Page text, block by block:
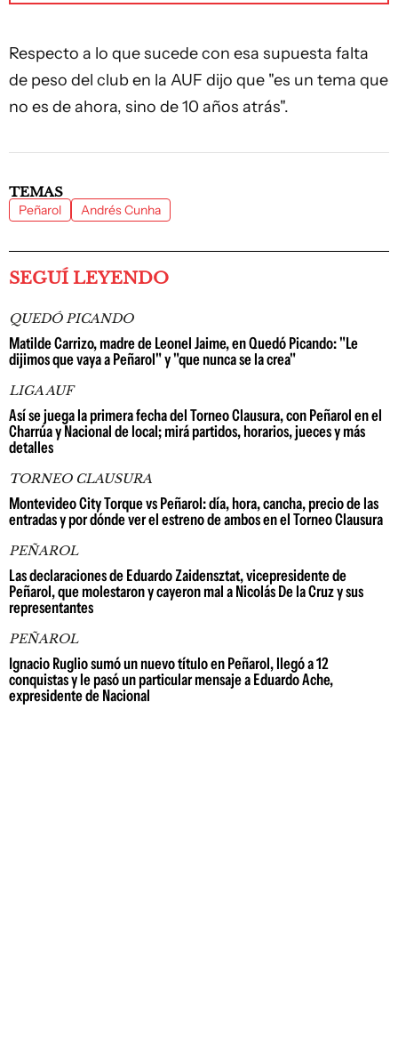
Respecto a lo que sucede con esa supuesta falta
de peso del club en la AUF dijo que "es un tema que
no es de ahora, sino de 10 años atrás".
TEMAS
Peñarol Andrés Cunha
SEGUÍ LEYENDO
QUEDÓ PICANDO
Matilde Carrizo, madre de Leonel Jaime, en Quedó Picando: "Le
dijimos que vaya a Peñarol" y "que nunca se la crea"
LIGA AUF
Así se juega la primera fecha del Torneo Clausura, con Peñarol en el
Charrúa y Nacional de local; mirá partidos, horarios, jueces y más
detalles
TORNEO CLAUSURA
Montevideo City Torque vs Peñarol: día, hora, cancha, precio de las
entradas y por dónde ver el estreno de ambos en el Torneo Clausura
PEÑAROL
Las declaraciones de Eduardo Zaidensztat, vicepresidente de
Peñarol, que molestaron y cayeron mal a Nicolás De la Cruz y sus
representantes
PEÑAROL
Ignacio Ruglio sumó un nuevo título en Peñarol, llegó a 12
conquistas y le pasó un particular mensaje a Eduardo Ache,
expresidente de Nacional